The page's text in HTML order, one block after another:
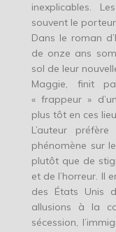
inexplicables.
souvent le
Dans le roman
de onze ans
sol de leur
Maggie, finit
« frappeur »
plus tôt en ces
L’auteur
phénomène sur
plutôt que de
et de l’horreur. Il
des États Unis
allusions à la
sécession,